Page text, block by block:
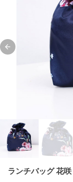
Previous slide
ランチバッグ 花